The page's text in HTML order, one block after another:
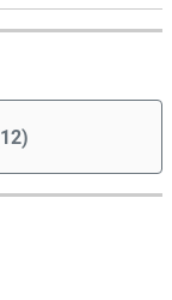
12)